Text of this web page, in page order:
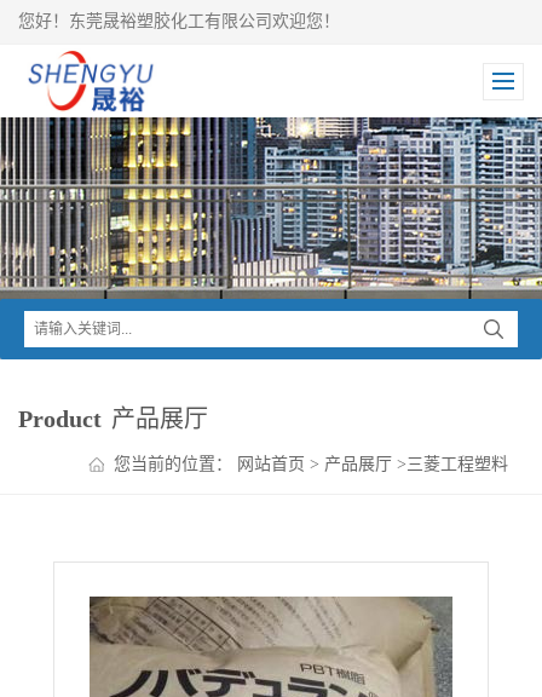
您好！东莞晟裕塑胶化工有限公司欢迎您！
Product 产品展厅
您当前的位置： 网站首页 > 产品展厅 >三菱工程塑料